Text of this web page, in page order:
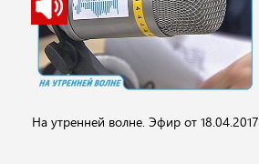
На утренней волне. Эфир от 18.04.2017